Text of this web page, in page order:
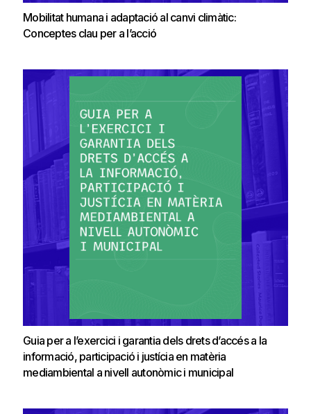
Mobilitat humana i adaptació al canvi climàtic:
Conceptes clau per a l’acció
Guia per a l’exercici i garantia dels drets d’accés a la
informació, participació i justícia en matèria
mediambiental a nivell autonòmic i municipal